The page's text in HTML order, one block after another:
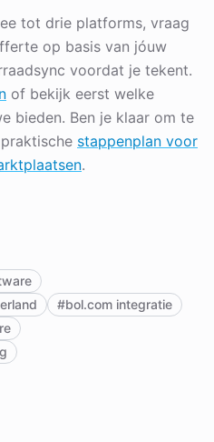
tot drie platforms, vraag
op basis van jóuw
voordat je tekent.
of bekijk eerst welke
bieden. Ben je klaar om te
stappenplan voor
.
#bol.com integratie